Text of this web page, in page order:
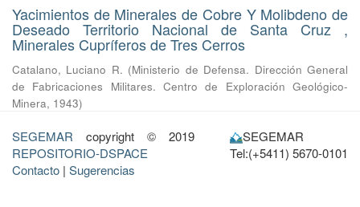
Yacimientos de Minerales de Cobre Y Molibdeno de
Deseado Territorio Nacional de Santa Cruz ,
Minerales Cupríferos de Tres Cerros
Catalano, Luciano R. (Ministerio de Defensa. Dirección General
de Fabricaciones Militares. Centro de Exploración Geológico-
Minera, 1943)
SEGEMAR copyright © 2019
REPOSITORIO-DSPACE
Contacto | Sugerencias
SEGEMAR
Tel:(+5411) 5670-0101